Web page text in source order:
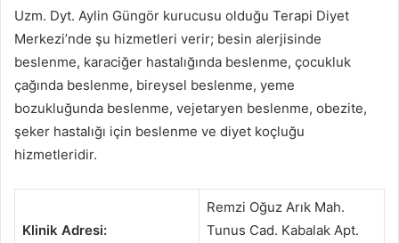
Uzm. Dyt. Aylin Güngör kurucusu olduğu Terapi Diyet
Merkezi’nde şu hizmetleri verir; besin alerjisinde
beslenme, karaciğer hastalığında beslenme, çocukluk
çağında beslenme, bireysel beslenme, yeme
bozukluğunda beslenme, vejetaryen beslenme, obezite,
şeker hastalığı için beslenme ve diyet koçluğu
hizmetleridir.
Klinik Adresi:
Remzi Oğuz Arık Mah.
Tunus Cad. Kabalak Apt.